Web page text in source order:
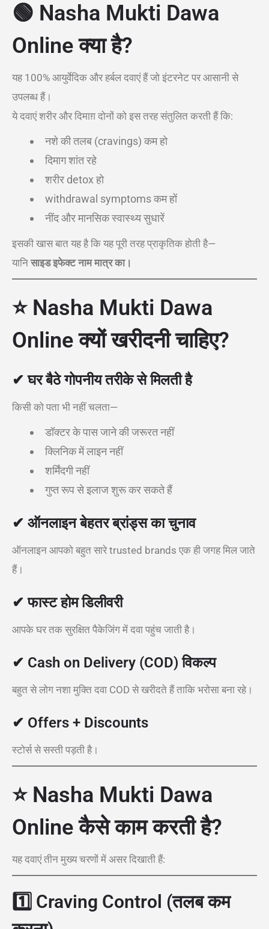
🟢 Nasha Mukti Dawa
Online क्या है?
यह 100% आयुर्वेदिक और हर्बल दवाएं हैं जो इंटरनेट पर आसानी से
उपलब्ध हैं।
ये दवाएं शरीर और दिमाग़ दोनों को इस तरह संतुलित करती हैं कि:
नशे की तलब (cravings) कम हो
दिमाग शांत रहे
शरीर detox हो
withdrawal symptoms कम हों
नींद और मानसिक स्वास्थ्य सुधारें
इसकी खास बात यह है कि यह पूरी तरह प्राकृतिक होती है—
यानि साइड इफेक्ट नाम मात्र का।
⭐ Nasha Mukti Dawa
Online क्यों खरीदनी चाहिए?
✔ घर बैठे गोपनीय तरीके से मिलती है
किसी को पता भी नहीं चलता—
डॉक्टर के पास जाने की जरूरत नहीं
क्लिनिक में लाइन नहीं
शर्मिंदगी नहीं
गुप्त रूप से इलाज शुरू कर सकते हैं
✔ ऑनलाइन बेहतर ब्रांड्स का चुनाव
ऑनलाइन आपको बहुत सारे trusted brands एक ही जगह मिल जाते
हैं।
✔ फास्ट होम डिलीवरी
आपके घर तक सुरक्षित पैकेजिंग में दवा पहुंच जाती है।
✔ Cash on Delivery (COD) विकल्प
बहुत से लोग नशा मुक्ति दवा COD से खरीदते हैं ताकि भरोसा बना रहे।
✔ Offers + Discounts
स्टोर्स से सस्ती पड़ती है।
⭐ Nasha Mukti Dawa
Online कैसे काम करती है?
यह दवाएं तीन मुख्य चरणों में असर दिखाती हैं:
1️⃣ Craving Control (तलब कम